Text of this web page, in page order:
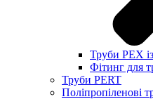
Труби PEX
Фітинг для
Труби PERT
Поліпропіленові